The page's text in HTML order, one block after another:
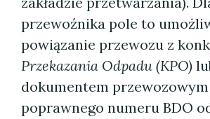
przewoźnika pole to
powiązanie przewozu z
Przekazania Odpadu (KPO)
dokumentem
poprawnego numeru BDO